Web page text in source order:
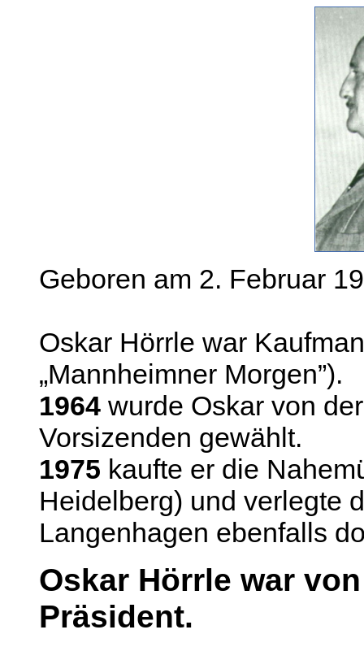
Geboren am 2. Februar
Oskar Hörrle war
„Mannheimner Morgen”).
1964 wurde Oskar von
Vorsizenden gewählt.
1975 kaufte er die
Heidelberg) und verlegte
Langenhagen ebenfalls
Oskar Hörrle war
Präsident.